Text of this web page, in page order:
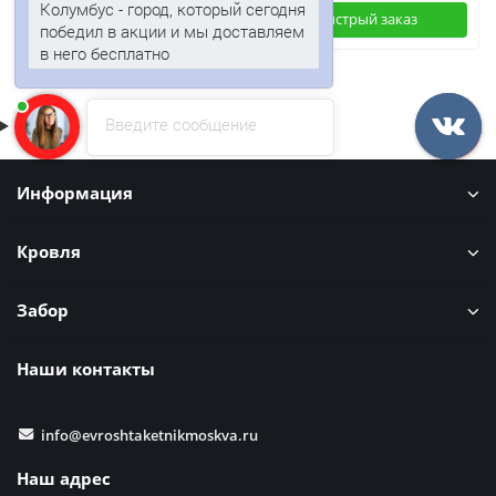
Быстрый заказ Быстрый заказ
Информация
Кровля
Забор
Наши контакты
info@evroshtaketnikmoskva.ru
Наш адрес
Введите сообщение
Колумбус - город, который сегодня
победил в акции и мы доставляем
в него бесплатно